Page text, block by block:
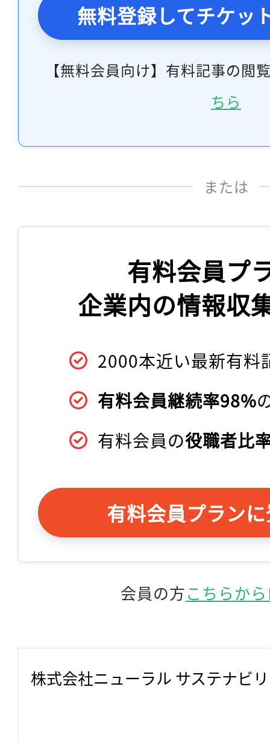
無料登録してチケッ
【無料会員向け】有料記事の閲
ちら
または
有料会員プ
企業内の情報収
2000本近い最新有料
有料会員継続率98%
有料会員の役職者比
有料会員プラン
会員の方こちらか
株式会社ニューラル サステナビ